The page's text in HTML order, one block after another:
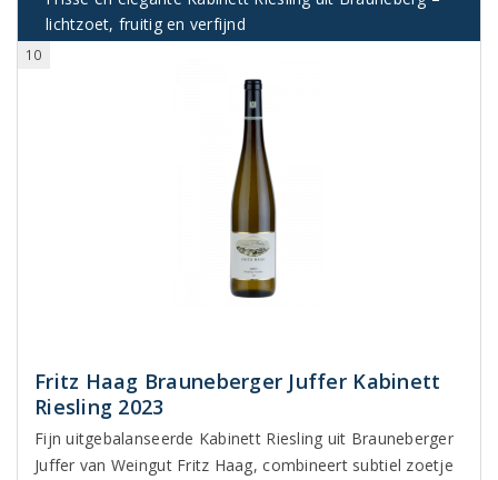
lichtzoet, fruitig en verfijnd
10
Fritz Haag Brauneberger Juffer Kabinett
Riesling 2023
Fijn uitgebalanseerde Kabinett Riesling uit Brauneberger
Juffer van Weingut Fritz Haag, combineert subtiel zoetje